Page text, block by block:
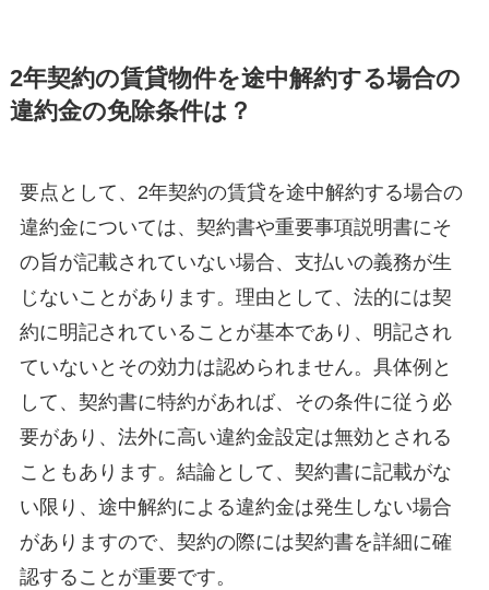
2年契約の賃貸物件を途中解約する場合の
違約金の免除条件は？
要点として、2年契約の賃貸を途中解約する場合の
違約金については、契約書や重要事項説明書にそ
の旨が記載されていない場合、支払いの義務が生
じないことがあります。理由として、法的には契
約に明記されていることが基本であり、明記され
ていないとその効力は認められません。具体例と
して、契約書に特約があれば、その条件に従う必
要があり、法外に高い違約金設定は無効とされる
こともあります。結論として、契約書に記載がな
い限り、途中解約による違約金は発生しない場合
がありますので、契約の際には契約書を詳細に確
認することが重要です。